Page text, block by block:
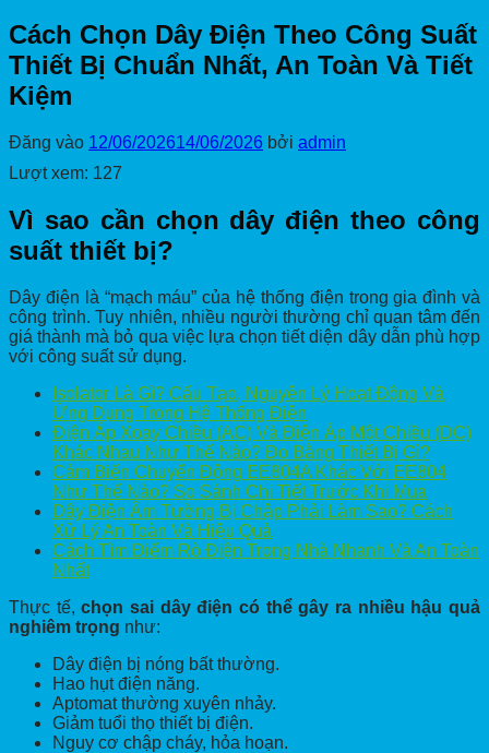
Cách Chọn Dây Điện Theo Công Suất
Thiết Bị Chuẩn Nhất, An Toàn Và Tiết
Kiệm
Đăng vào 12/06/202614/06/2026 bởi admin
Lượt xem: 127
Vì sao cần chọn dây điện theo công
suất thiết bị?
Dây điện là “mạch máu” của hệ thống điện trong gia đình và
công trình. Tuy nhiên, nhiều người thường chỉ quan tâm đến
giá thành mà bỏ qua việc lựa chọn tiết diện dây dẫn phù hợp
với công suất sử dụng.
Isolator Là Gì? Cấu Tạo, Nguyên Lý Hoạt Động Và
Ứng Dụng Trong Hệ Thống Điện
Điện Áp Xoay Chiều (AC) Và Điện Áp Một Chiều (DC)
Khác Nhau Như Thế Nào? Đo Bằng Thiết Bị Gì?
Cảm Biến Chuyển Động EE804A Khác Với EE804
Như Thế Nào? So Sánh Chi Tiết Trước Khi Mua
Dây Điện Âm Tường Bị Chập Phải Làm Sao? Cách
Xử Lý An Toàn Và Hiệu Quả
Cách Tìm Điểm Rò Điện Trong Nhà Nhanh Và An Toàn
Nhất
Thực tế,chọn sai dây điện có thể gây ra nhiều hậu quả
nghiêm trọng như:
Dây điện bị nóng bất thường.
Hao hụt điện năng.
Aptomat thường xuyên nhảy.
Giảm tuổi thọ thiết bị điện.
Nguy cơ chập cháy, hỏa hoạn.